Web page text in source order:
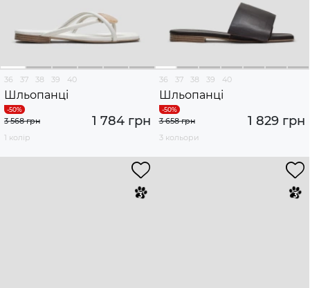
36 37 38 39 40
Шльопанці
1 784 грн
3 568 грн
1 колір
36 37 38 39 40
Шльопанці
1 829 грн
3 658 грн
3 кольори